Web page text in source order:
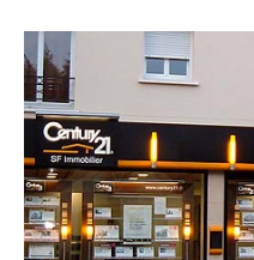
CENTURY
20